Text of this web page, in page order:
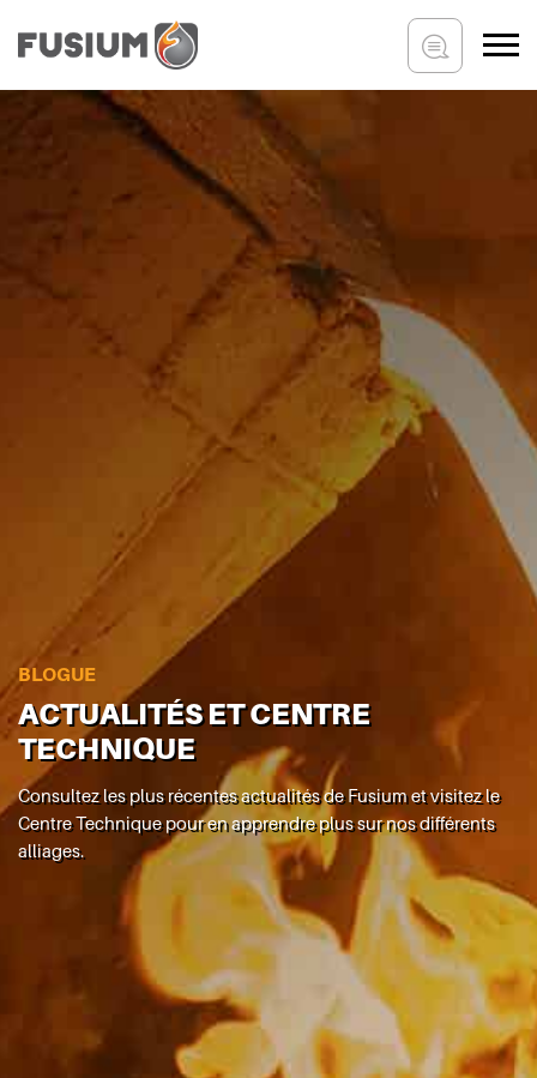
BLOGUE
ACTUALITÉS ET CENTRE
TECHNIQUE
Consultez les plus récentes actualités de Fusium et visitez le
Centre Technique pour en apprendre plus sur nos différents
alliages.